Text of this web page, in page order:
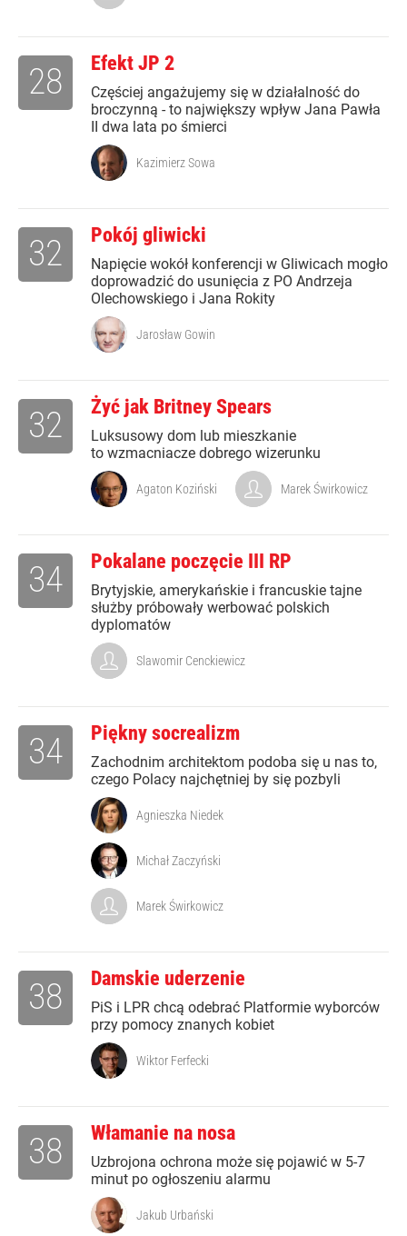
Efekt JP 2
Częściej angażujemy się w działalność do
broczynną - to największy wpływ Jana Pawła
II dwa lata po śmierci
28
Kazimierz Sowa
Pokój gliwicki
Napięcie wokół konferencji w Gliwicach mogło
doprowadzić do usunięcia z PO Andrzeja
Olechowskiego i Jana Rokity
32
Jarosław Gowin
Żyć jak Britney Spears
Luksusowy dom lub mieszkanie
to wzmacniacze dobrego wizerunku
32
Agaton Koziński Marek Świrkowicz
Pokalane poczęcie III RP
Brytyjskie, amerykańskie i francuskie tajne
służby próbowały werbować polskich
dyplomatów
34
Slawomir Cenckiewicz
Piękny socrealizm
Zachodnim architektom podoba się u nas to,
czego Polacy najchętniej by się pozbyli
34
Agnieszka Niedek
Michał Zaczyński
Marek Świrkowicz
Damskie uderzenie
PiS i LPR chcą odebrać Platformie wyborców
przy pomocy znanych kobiet
38
Wiktor Ferfecki
Włamanie na nosa
Uzbrojona ochrona może się pojawić w 5-7
minut po ogłoszeniu alarmu
38
Jakub Urbański